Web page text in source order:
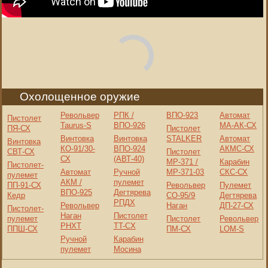
Охолощенное оружие
Пистолет
ПЯ-СХ
Винтовка
СВТ-СХ
Пистолет-
пулемет
ПП-91-СХ
Кедр
Пистолет-
пулемет
ППШ-СХ
Револьвер
Taurus-S
Винтовка
КО-91/30-
СХ
Автомат
АКМ /
ВПО-925
Револьвер
Наган
РНХТ
Ручной
пулемет
РПК /
ВПО-926
Винтовка
ВПО-924
(АВТ-40)
Ручной
пулемет
Дегтярева
РПДХ
Пистолет
TT-CX
Карабин
Мосина
ВПО-923
Пистолет
STALKER
Пистолет
МР-371 /
МР-371-03
Револьвер
СО-95/9
Наган
Пистолет
ПМ-СХ
Автомат
МА-АК-СХ
Автомат
АКМС-СХ
Карабин
СКС-СХ
Пулемет
Дегтярева
ДП-27-СХ
Револьвер
LOM-S